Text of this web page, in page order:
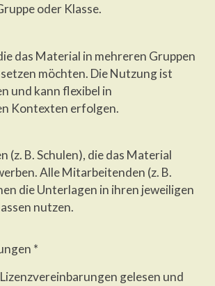
oder Klasse.
das Material in mehreren Gruppen
möchten. Die Nutzung ist
und kann flexibel in
Kontexten erfolgen.
(z. B. Schulen), die das Material
Alle Mitarbeitenden (z. B.
die Unterlagen in ihren jeweiligen
nutzen.
*
gelesen und